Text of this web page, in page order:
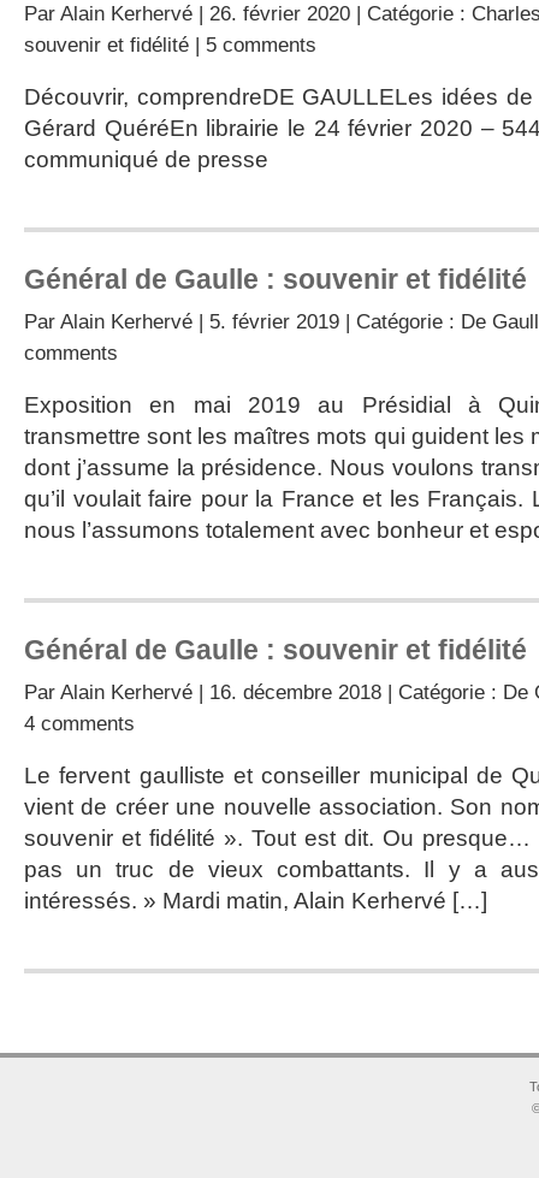
Par Alain Kerhervé | 26. février 2020 | Catégorie :
souvenir et fidélité | 5 comments
Découvrir, comprendreDE GAULLELes idées
Gérard QuéréEn librairie le 24 février 2020 –
communiqué de presse
Général de Gaulle : souvenir et fidélité
Par Alain Kerhervé | 5. février 2019 | Catégorie : De
comments
Exposition en mai 2019 au Présidial à
transmettre sont les maîtres mots qui guident les
dont j’assume la présidence. Nous voulons
qu’il voulait faire pour la France et les Français.
nous l’assumons totalement avec bonheur et
Général de Gaulle : souvenir et fidélité
Par Alain Kerhervé | 16. décembre 2018 | Catégorie : De
4 comments
Le fervent gaulliste et conseiller municipal de
vient de créer une nouvelle association. Son
souvenir et fidélité ». Tout est dit. Ou presque…
pas un truc de vieux combattants. Il y a
intéressés. » Mardi matin, Alain Kerhervé […]